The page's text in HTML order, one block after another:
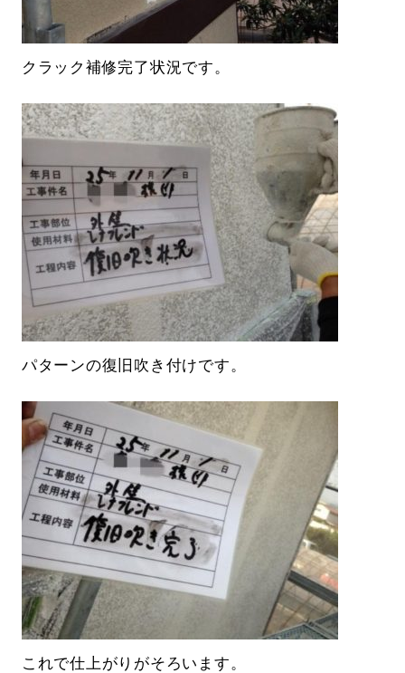
クラック補修完了状況です。
パターンの復旧吹き付けです。
これで仕上がりがそろいます。